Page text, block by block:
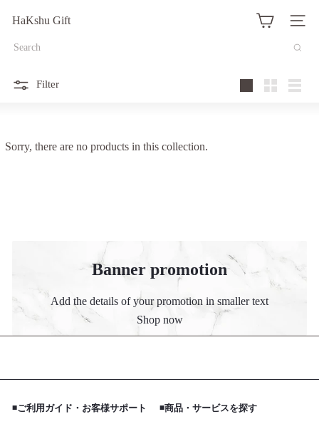
missing:
ja.actions.skip_to_content
HaKshu Gift Site
Search
Filter
Sorry, there are no products in this collection.
Banner promotion
Add the details of your promotion in smaller text
Shop now
◾️ご利用ガイド・お客様サポート ◾️商品・サービスを探す